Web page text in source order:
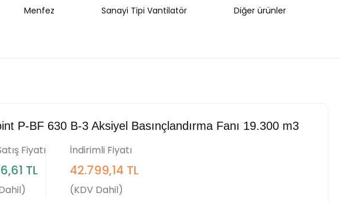
Menfez Sanayi Tipi Vantilatör Diğer ürünler
P-BF 630 B-3 Aksiyel Basınçlandırma Fanı 19.300 m3
İndirimli Fiyatı
42.799,14 TL
(KDV Dahil)
Fiyatı
TL